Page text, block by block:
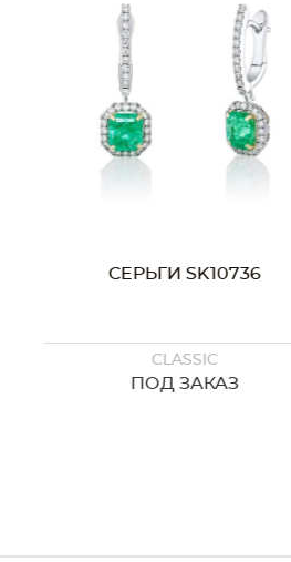
СЕРЬГИ SK10736
CLASSIC
ПОД ЗАКАЗ